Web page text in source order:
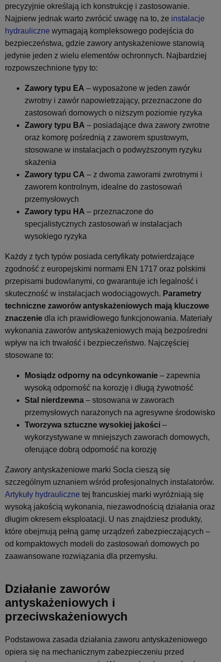
precyzyjnie określają ich konstrukcję i zastosowanie.
Najpierw jednak warto zwrócić uwagę na to, że instalacje
hydrauliczne wymagają kompleksowego podejścia do
bezpieczeństwa, gdzie zawory antyskażeniowe stanowią
jedynie jeden z wielu elementów ochronnych. Najbardziej
rozpowszechnione typy to:
Zawory typu EA – wyposażone w jeden zawór
zwrotny i zawór napowietrzający, przeznaczone do
zastosowań domowych o niższym poziomie ryzyka
Zawory typu BA – posiadające dwa zawory zwrotne
oraz komorę pośrednią z zaworem spustowym,
stosowane w instalacjach o podwyższonym ryzyku
skażenia
Zawory typu CA – z dwoma zaworami zwrotnymi i
zaworem kontrolnym, idealne do zastosowań
przemysłowych
Zawory typu HA – przeznaczone do
specjalistycznych zastosowań w instalacjach
wysokiego ryzyka
Każdy z tych typów posiada certyfikaty potwierdzające
zgodność z europejskimi normami EN 1717 oraz polskimi
przepisami budowlanymi, co gwarantuje ich legalność i
skuteczność w instalacjach wodociągowych. Parametry
techniczne zaworów antyskażeniowych mają kluczowe
znaczenie dla ich prawidłowego funkcjonowania. Materiały
wykonania zaworów antyskażeniowych mają bezpośredni
wpływ na ich trwałość i bezpieczeństwo. Najczęściej
stosowane to:
Mosiądz odporny na odcynkowanie – zapewnia
wysoką odporność na korozję i długą żywotność
Stal nierdzewna – stosowana w zaworach
przemysłowych narażonych na agresywne środowisko
Tworzywa sztuczne wysokiej jakości –
wykorzystywane w mniejszych zaworach domowych,
oferujące dobrą odporność na korozję
Zawory antyskażeniowe marki Socla cieszą się
szczególnym uznaniem wśród profesjonalnych instalatorów.
Artykuły hydrauliczne tej francuskiej marki wyróżniają się
wysoką jakością wykonania, niezawodnością działania oraz
długim okresem eksploatacji. U nas znajdziesz produkty,
które obejmują pełną gamę urządzeń zabezpieczających –
od kompaktowych modeli do zastosowań domowych po
zaawansowane rozwiązania dla przemysłu.
Działanie zaworów
antyskażeniowych i
przeciwskażeniowych
Podstawowa zasada działania zaworu antyskażeniowego
opiera się na mechanicznym zabezpieczeniu przed